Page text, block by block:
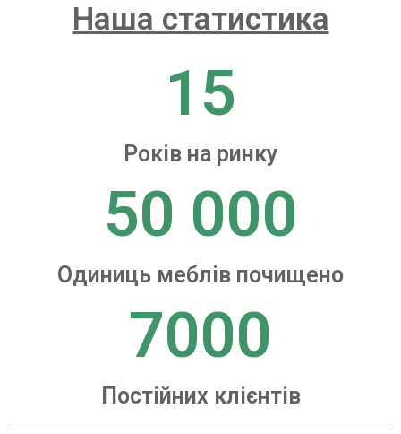
Наша статистика
15
Років на ринку
50 000
Одиниць меблів почищено
7000
Постійних клієнтів